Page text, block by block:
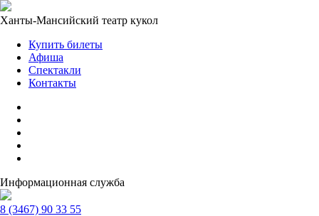
Ханты-Мансийский театр кукол
Купить билеты
Афиша
Спектакли
Контакты
Информационная служба
8 (3467) 90 33 55